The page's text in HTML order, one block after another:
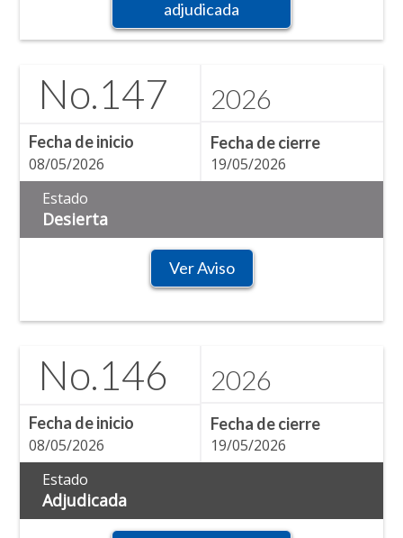
adjudicada
No.147 2026
Fecha de inicio
08/05/2026
Fecha de cierre
19/05/2026
Estado
Desierta
Ver Aviso
No.146 2026
Fecha de inicio
08/05/2026
Fecha de cierre
19/05/2026
Estado
Adjudicada